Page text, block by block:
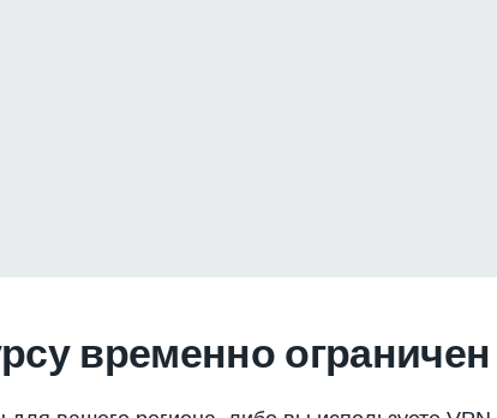
временно ограничен